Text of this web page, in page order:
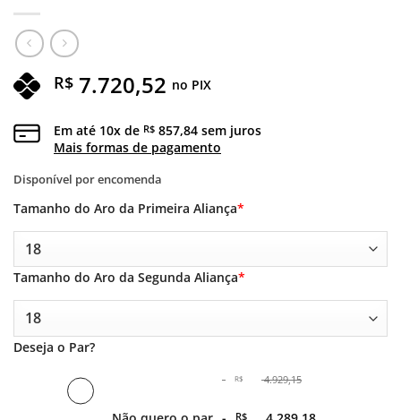
R$ 7.720,52 no PIX
Em até 10x de R$ 857,84 sem juros
Mais formas de pagamento
Disponível por encomenda
*
Tamanho do Aro da Primeira Aliança
*
Tamanho do Aro da Segunda Aliança
Deseja o Par?
- R$ 4.929,15
R$